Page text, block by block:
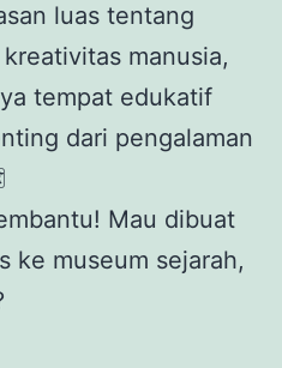
luas tentang
manusia,
tempat edukatif
dari pengalaman
Mau dibuat
ke museum sejarah,